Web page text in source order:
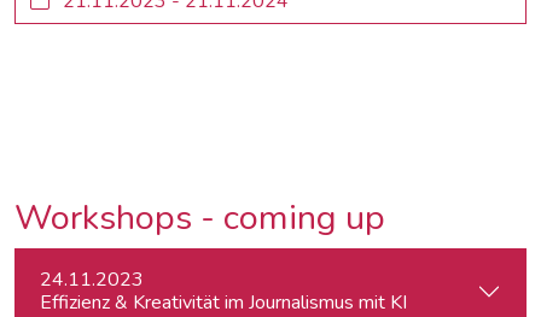
Workshops - coming up
24.11.2023
Effizienz & Kreativität im Journalismus mit KI